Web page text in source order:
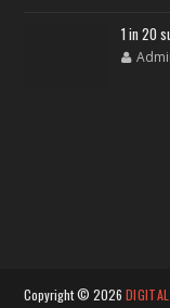
1 in 20
Copyright © 2026